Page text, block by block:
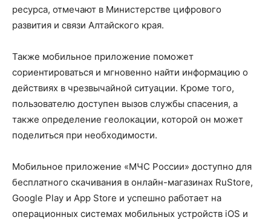
ресурса, отмечают в Министерстве цифрового
развития и связи Алтайского края.
Также мобильное приложение поможет
сориентироваться и мгновенно найти информацию о
действиях в чрезвычайной ситуации. Кроме того,
пользователю доступен вызов службы спасения, а
также определение геолокации, которой он может
поделиться при необходимости.
Мобильное приложение «МЧС России» доступно для
бесплатного скачивания в онлайн-магазинах RuStore,
Google Play и App Store и успешно работает на
операционных системах мобильных устройств iOS и